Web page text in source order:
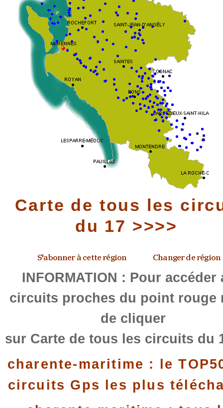
Carte de tous les
du 17 >>>>
INFORMATION : Pour accéder
circuits proches du point rouge
de cliquer
sur Carte de tous les circuits du
charente-maritime : le
circuits Gps les plus